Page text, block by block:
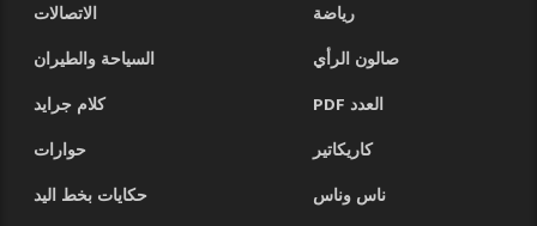
رياضة
الاتصالات
صالون الرأي
السياحة والطيران
العدد PDF
كلام جرايد
كاريكاتير
حوارات
ناس وناس
حكايات بخط اليد